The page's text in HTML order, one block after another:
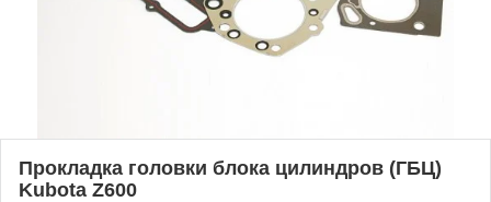
Прокладка головки блока цилиндров (ГБЦ)
Kubota Z600